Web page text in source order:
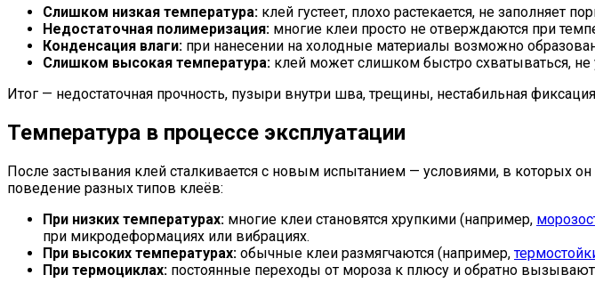
Слишком низкая температура: клей густеет, плохо растекается, не заполняет
Недостаточная полимеризация: многие клеи просто не отверждаются при
Конденсация влаги: при нанесении на холодные материалы возможно
Слишком высокая температура: клей может слишком быстро схватываться, не
Итог — недостаточная прочность, пузыри внутри шва, трещины, нестабильная
Температура в процессе эксплуатации
После застывания клей сталкивается с новым испытанием — условиями, в которых
поведение разных типов клеёв:
При низких температурах: многие клеи становятся хрупкими (например,
при микродеформациях или вибрациях.
При высоких температурах: обычные клеи размягчаются (например,
При термоциклах: постоянные переходы от мороза к плюсу и обратно